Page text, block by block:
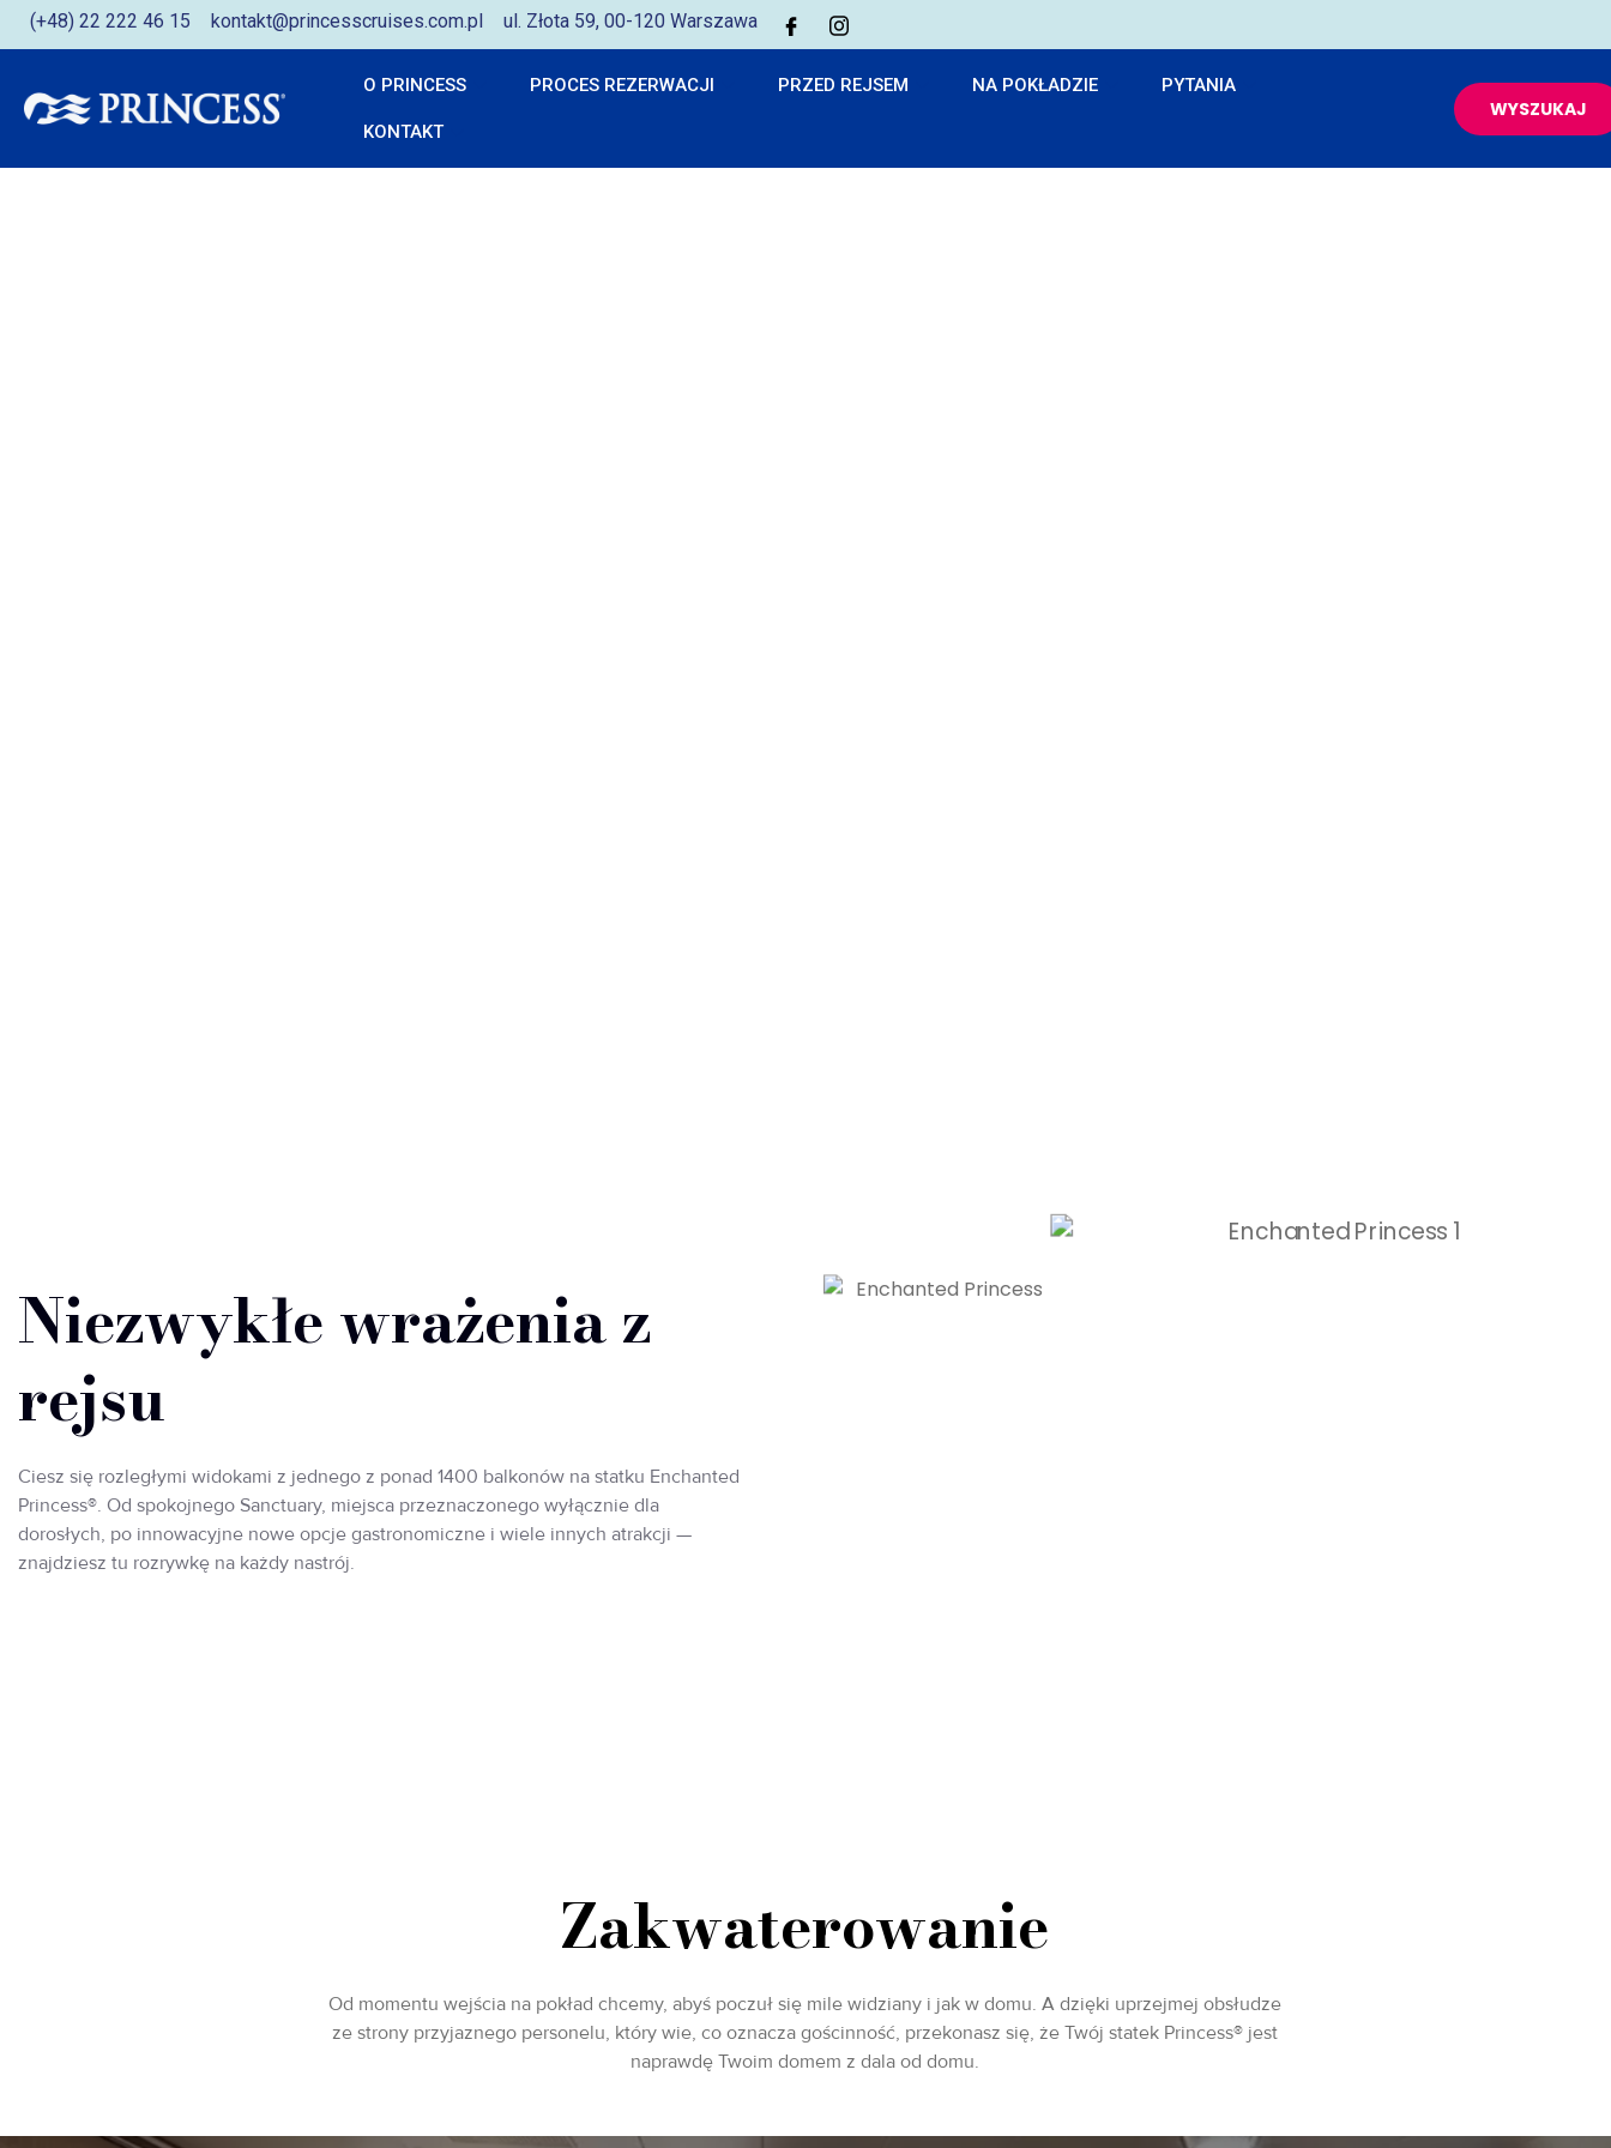
(+48) 22 222 46 15 kontakt@princesscruises.com.pl ul. Złota 59, 00-120 Warszawa
O PRINCESS PROCES REZERWACJI PRZED REJSEM NA POKŁADZIE PYTANIA
KONTAKT
WYSZUKAJ
Niezwykłe wrażenia z
rejsu
Ciesz się rozległymi widokami z jednego z ponad 1400 balkonów na statku Enchanted
Princess®. Od spokojnego Sanctuary, miejsca przeznaczonego wyłącznie dla
dorosłych, po innowacyjne nowe opcje gastronomiczne i wiele innych atrakcji —
znajdziesz tu rozrywkę na każdy nastrój.
Zakwaterowanie
Od momentu wejścia na pokład chcemy, abyś poczuł się mile widziany i jak w domu. A dzięki uprzejmej obsłudze
ze strony przyjaznego personelu, który wie, co oznacza gościnność, przekonasz się, że Twój statek Princess® jest
naprawdę Twoim domem z dala od domu.